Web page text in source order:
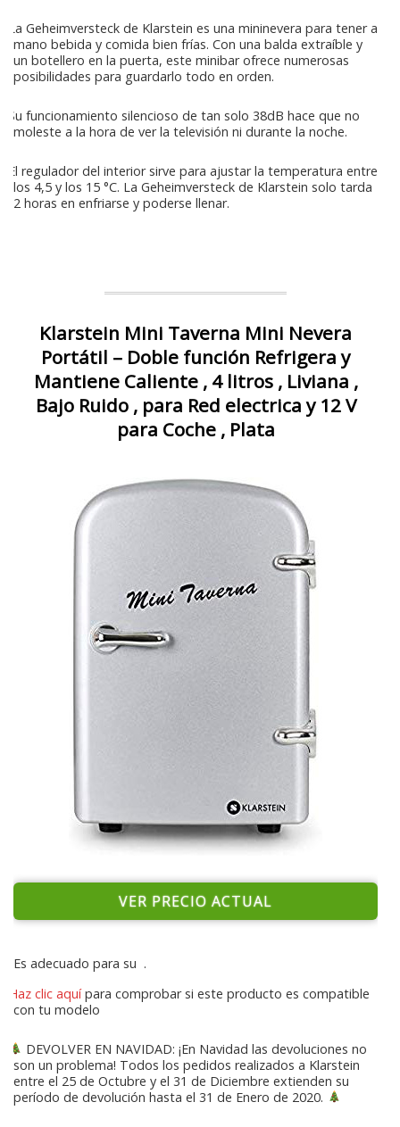
La Geheimversteck de Klarstein es una mininevera para tener a
mano bebida y comida bien frías. Con una balda extraíble y
un botellero en la puerta, este minibar ofrece numerosas
posibilidades para guardarlo todo en orden.
Su funcionamiento silencioso de tan solo 38dB hace que no
moleste a la hora de ver la televisión ni durante la noche.
El regulador del interior sirve para ajustar la temperatura entre
los 4,5 y los 15 °C. La Geheimversteck de Klarstein solo tarda
2 horas en enfriarse y poderse llenar.
Klarstein Mini Taverna Mini Nevera
Portátil – Doble función Refrigera y
Mantiene Caliente , 4 litros , Liviana ,
Bajo Ruido , para Red electrica y 12 V
para Coche , Plata
VER PRECIO ACTUAL
Es adecuado para su .
Haz clic aquípara comprobar si este producto es compatible
con tu modelo
DEVOLVER EN NAVIDAD: ¡En Navidad las devoluciones no
son un problema! Todos los pedidos realizados a Klarstein
entre el 25 de Octubre y el 31 de Diciembre extienden su
período de devolución hasta el 31 de Enero de 2020.